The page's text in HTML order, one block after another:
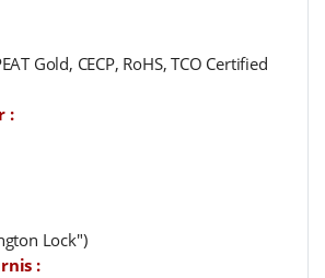
Gold, CECP, RoHS, TCO Certified
:
Lock")
: